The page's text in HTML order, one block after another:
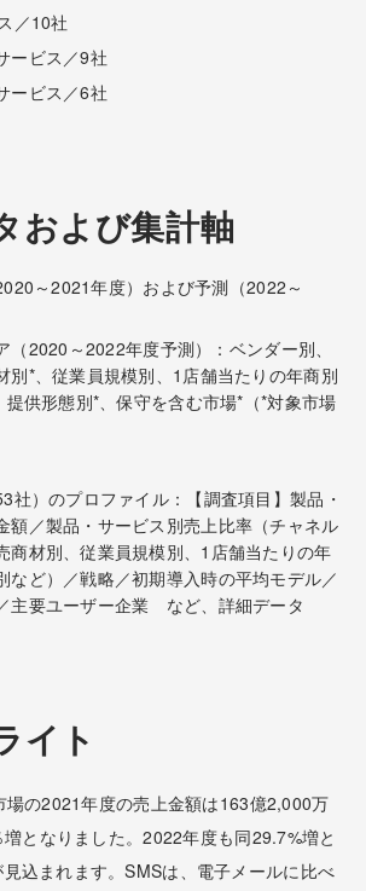
／10社
ービス／9社
ービス／6社
および集計軸
～2021年度）および予測（2022～
（2020～2022年度予測）：ベンダー別、
別*、従業員規模別、1店舗当たりの年商別
供形態別*、保守を含む市場*（*対象市場
社）のプロファイル：【調査項目】製品・
額／製品・サービス別売上比率（チャネル
商材別、従業員規模別、1店舗当たりの年
など）／戦略／初期導入時の平均モデル／
主要ユーザー企業 など、詳細データ
イト
場の2021年度の売上金額は163億2,000万
となりました。2022年度も同29.7%増と
込まれます。SMSは、電子メールに比べ